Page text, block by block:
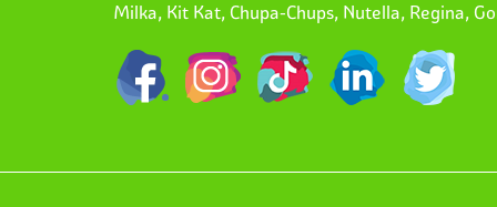
Milka, Kit Kat, Chupa-Chups, Nutella, Regina,